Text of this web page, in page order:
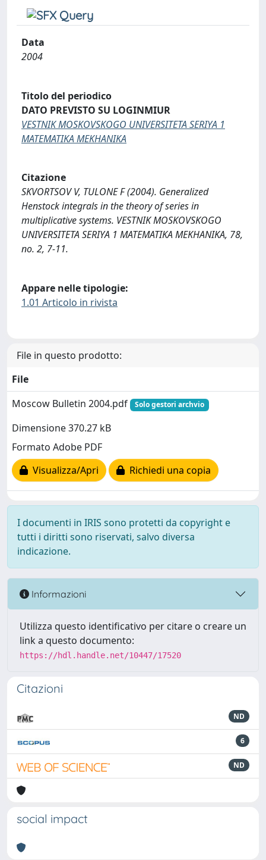
Data
2004
Titolo del periodico
DATO PREVISTO SU LOGINMIUR
VESTNIK MOSKOVSKOGO UNIVERSITETA SERIYA 1
MATEMATIKA MEKHANIKA
Citazione
SKVORTSOV V, TULONE F (2004). Generalized
Henstock integrals in the theory of series in
multiplicative systems. VESTNIK MOSKOVSKOGO
UNIVERSITETA SERIYA 1 MATEMATIKA MEKHANIKA, 78,
no. 2, 7-11.
Appare nelle tipologie:
1.01 Articolo in rivista
File in questo prodotto:
File
Moscow Bulletin 2004.pdf
Solo gestori archvio
Dimensione 370.27 kB
Formato Adobe PDF
Visualizza/Apri
Richiedi una copia
I documenti in IRIS sono protetti da copyright e
tutti i diritti sono riservati, salvo diversa
indicazione.
Informazioni
Utilizza questo identificativo per citare o creare un
link a questo documento:
https://hdl.handle.net/10447/17520
Citazioni
ND
6
ND
social impact